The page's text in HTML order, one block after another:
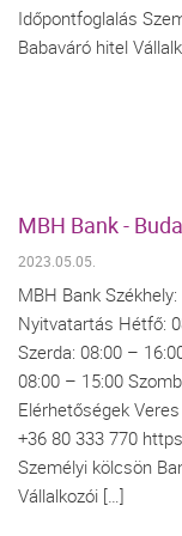
Időpontfoglalás
Babaváró hitel
MBH Bank -
2023.05.05.
MBH Bank
Nyitvatartás Hétfő:
Szerda: 08:00 –
08:00 – 15:00
Elérhetőségek
+36 80 333 770
Személyi kölcsön
Vállalkozói […]